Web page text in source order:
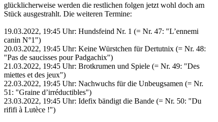
glücklicherweise werden die restlichen folgen jetzt wohl doch am
Stück ausgestrahlt. Die weiteren Termine:
19.03.2022, 19:45 Uhr: Hundsfeind Nr. 1 (= Nr. 47: "L’ennemi
canin N°1")
20.03.2022, 19:45 Uhr: Keine Würstchen für Dertutnix (= Nr. 48:
"Pas de saucisses pour Padgachix")
21.03.2022, 19:45 Uhr: Brotkrumen und Spiele (= Nr. 49: "Des
miettes et des jeux")
22.03.2022, 19:45 Uhr: Nachwuchs für die Unbeugsamen (= Nr.
51: "Graine d’irréductibles")
23.03.2022, 19:45 Uhr: Idefix bändigt die Bande (= Nr. 50: "Du
rififi à Lutèce !")